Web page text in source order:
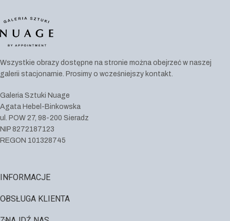
Wszystkie obrazy dostępne na stronie można obejrzeć w naszej
galerii stacjonarnie. Prosimy o wcześniejszy kontakt.
Galeria Sztuki Nuage
Agata Hebel-Binkowska
ul. POW 27, 98-200 Sieradz
NIP 8272187123
REGON 101328745
INFORMACJE
OBSŁUGA KLIENTA